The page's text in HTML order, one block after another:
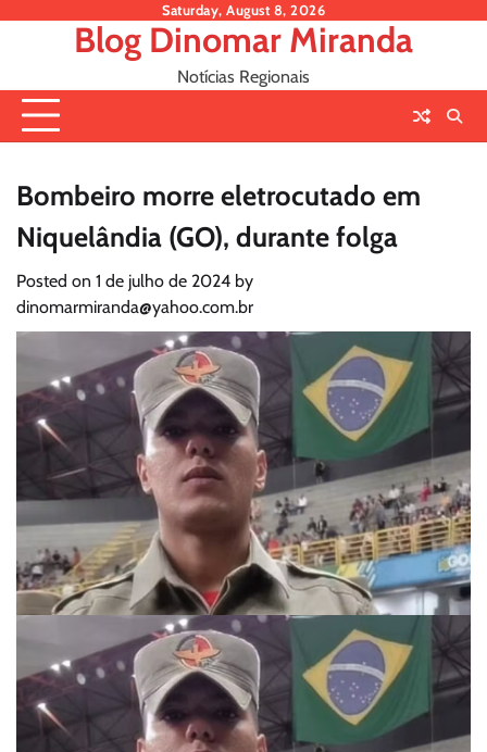
Saturday, August 8, 2026
Blog Dinomar Miranda
Notícias Regionais
Bombeiro morre eletrocutado em
Niquelândia (GO), durante folga
Posted on 1 de julho de 2024 by
dinomarmiranda@yahoo.com.br